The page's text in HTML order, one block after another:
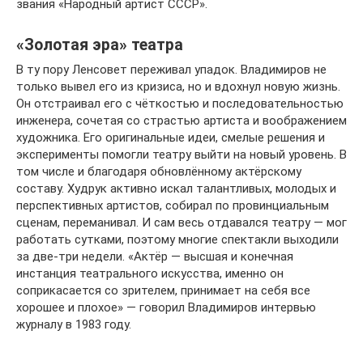
звания «Народный артист СССР».
«Золотая эра» театра
В ту пору Ленсовет переживал упадок. Владимиров не
только вывел его из кризиса, но и вдохнул новую жизнь.
Он отстраивал его с чёткостью и последовательностью
инженера, сочетая со страстью артиста и воображением
художника. Его оригинальные идеи, смелые решения и
эксперименты помогли театру выйти на новый уровень. В
том числе и благодаря обновлённому актёрскому
составу. Худрук активно искал талантливых, молодых и
перспективных артистов, собирал по провинциальным
сценам, переманивал. И сам весь отдавался театру — мог
работать сутками, поэтому многие спектакли выходили
за две-три недели. «Актёр — высшая и конечная
инстанция театрального искусства, именно он
соприкасается со зрителем, принимает на себя все
хорошее и плохое» — говорил Владимиров интервью
журналу в 1983 году.